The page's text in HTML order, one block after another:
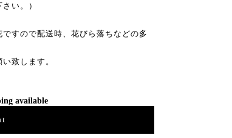
い。）
すので配送時、花びら落ちなどの多
致します。
available